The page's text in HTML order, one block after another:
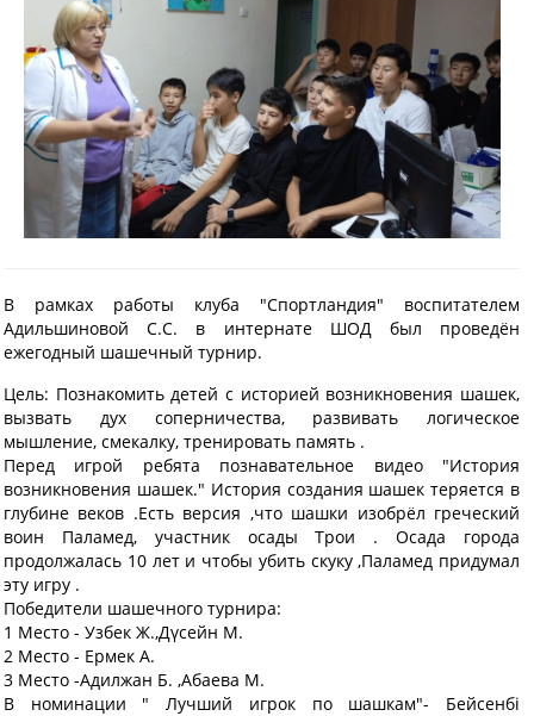
В рамках работы клуба "Спортландия" воспитателем
Адильшиновой С.С. в интернате ШОД был проведён
ежегодный шашечный турнир.
Цель: Познакомить детей с историей возникновения шашек,
вызвать дух соперничества, развивать логическое
мышление, смекалку, тренировать память .
Перед игрой ребята познавательное видео "История
возникновения шашек." История создания шашек теряется в
глубине веков .Есть версия ,что шашки изобрёл греческий
воин Паламед, участник осады Трои . Осада города
продолжалась 10 лет и чтобы убить скуку ,Паламед придумал
эту игру .
Победители шашечного турнира:
1 Место - Узбек Ж.,Дүсейн М.
2 Место - Ермек А.
3 Место -Адилжан Б. ,Абаева М.
В номинации " Лучший игрок по шашкам"- Бейсенбі